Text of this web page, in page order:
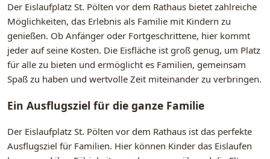
Der Eislaufplatz St. Pölten vor dem Rathaus bietet zahlreiche
Möglichkeiten, das Erlebnis als Familie mit Kindern zu
genießen. Ob Anfänger oder Fortgeschrittene, hier kommt
jeder auf seine Kosten. Die Eisfläche ist groß genug, um Platz
für alle zu bieten und ermöglicht es Familien, gemeinsam
Spaß zu haben und wertvolle Zeit miteinander zu verbringen.
Ein Ausflugsziel für die ganze Familie
Der Eislaufplatz St. Pölten vor dem Rathaus ist das perfekte
Ausflugsziel für Familien. Hier können Kinder das Eislaufen